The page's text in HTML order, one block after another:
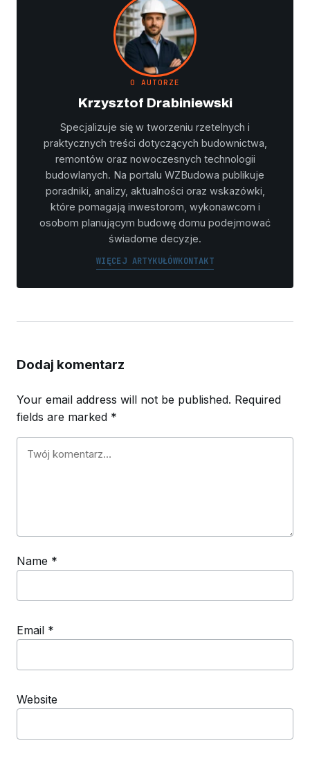
O AUTORZE
Krzysztof Drabiniewski
Specjalizuje się w tworzeniu rzetelnych i
praktycznych treści dotyczących budownictwa,
remontów oraz nowoczesnych technologii
budowlanych. Na portalu WZBudowa publikuje
poradniki, analizy, aktualności oraz wskazówki,
które pomagają inwestorom, wykonawcom i
osobom planującym budowę domu podejmować
świadome decyzje.
WIĘCEJ ARTYKUŁÓWKONTAKT
Dodaj komentarz
Your email address will not be published. Required
fields are marked *
Name *
Email *
Website